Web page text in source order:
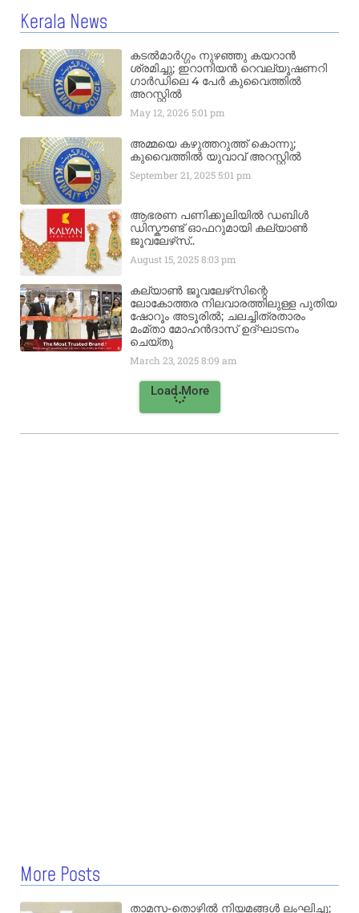
Kerala News
കടൽമാർഗ്ഗം നുഴഞ്ഞു കയറാൻ
ശ്രമിച്ചു; ഇറാനിയൻ റെവല്യൂഷണറി
ഗാർഡിലെ 4 പേർ കുവൈത്തിൽ
അറസ്റ്റിൽ
May 12, 20265:01 pm
അമ്മയെ കഴുത്തറുത്ത് കൊന്നു;
കുവൈത്തിൽ യുവാവ് അറസ്റ്റിൽ
September 21, 20255:01 pm
ആഭരണ പണിക്കൂലിയിൽ ഡബിൾ
ഡിസ്കൗണ്ട് ഓഫറുമായി കല്യാൺ
ജൂവലേഴ്‌സ്..
August 15, 20258:03 pm
കല്യാൺ ജൂവലേഴ്‌സിന്റെ
ലോകോത്തര നിലവാരത്തിലുള്ള പുതിയ
ഷോറൂം അടൂരിൽ; ചലച്ചിത്രതാരം
മംമ്താ മോഹൻദാസ് ഉദ്ഘാടനം
ചെയ്‌തു
March 23, 20258:09 am
Load More
More Posts
താമസ-തൊഴിൽ നിയമങ്ങൾ ലംഘിച്ചു;